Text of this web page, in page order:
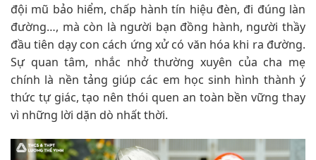
đội mũ bảo hiểm, chấp hành tín hiệu đèn, đi đúng làn
đường…, mà còn là người bạn đồng hành, người thầy
đầu tiên dạy con cách ứng xử có văn hóa khi ra đường.
Sự quan tâm, nhắc nhở thường xuyên của cha mẹ
chính là nền tảng giúp các em học sinh hình thành ý
thức tự giác, tạo nên thói quen an toàn bền vững thay
vì những lời dặn dò nhất thời.